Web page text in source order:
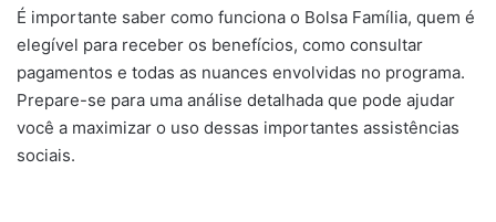
É importante saber como funciona o Bolsa Família, quem é
elegível para receber os benefícios, como consultar
pagamentos e todas as nuances envolvidas no programa.
Prepare-se para uma análise detalhada que pode ajudar
você a maximizar o uso dessas importantes assistências
sociais.